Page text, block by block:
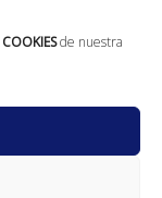
de nuestra